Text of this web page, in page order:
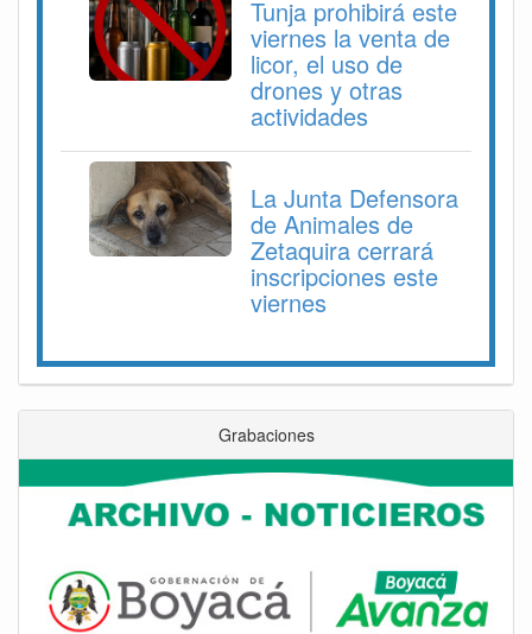
Tunja prohibirá este
viernes la venta de
licor, el uso de
drones y otras
actividades
La Junta Defensora
de Animales de
Zetaquira cerrará
inscripciones este
viernes
Grabaciones